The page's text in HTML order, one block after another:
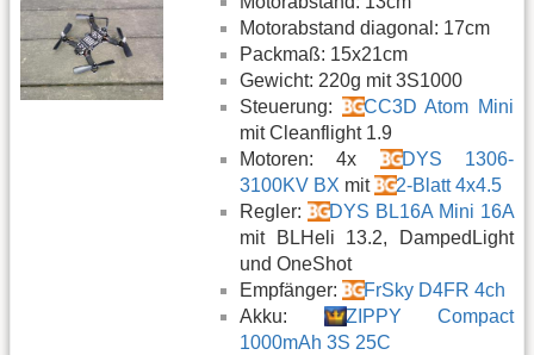
Motorabstand diagonal: 17cm
Packmaß: 15x21cm
Gewicht: 220g mit 3S1000
Steuerung:
CC3D Atom Mini
mit Cleanflight 1.9
Motoren: 4x
DYS 1306-
3100KV BX mit
2-Blatt 4x4.5
Regler:
DYS BL16A Mini 16A
mit BLHeli 13.2, DampedLight
und OneShot
Empfänger:
FrSky D4FR 4ch
Akku:
ZIPPY Compact
1000mAh 3S 25C